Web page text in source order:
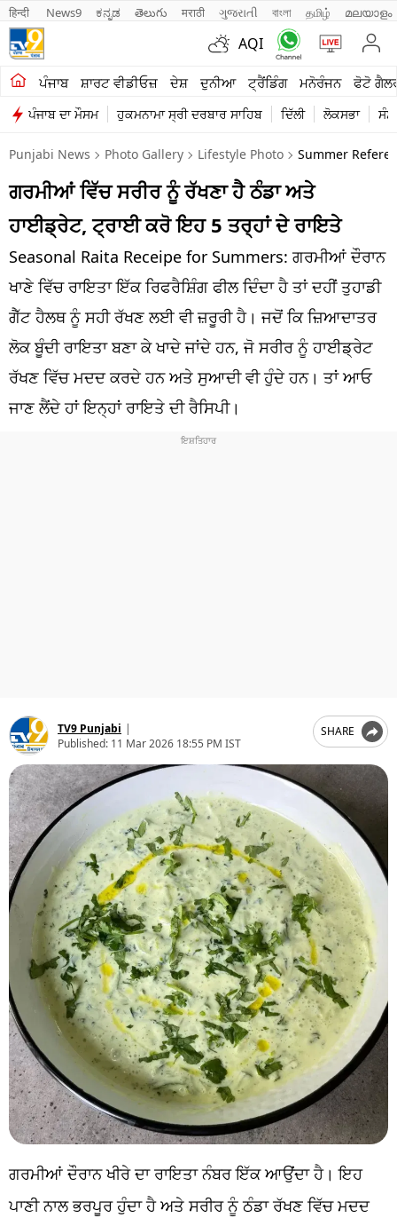
हिन्दी News9 ಕನ್ನಡ తెలుగు मराठी ગુજરાતી বাংলা தமிழ் മലയാളം
AQI
ਪੰਜਾਬ ਸ਼ਾਰਟ ਵੀਡੀਓਜ਼ ਦੇਸ਼ ਦੁਨੀਆ ਟ੍ਰੈਂਡਿੰਗ ਮਨੋਰੰਜਨ ਫੋਟੋ
ਪੰਜਾਬ ਦਾ ਮੌਸਮ ਹੁਕਮਨਾਮਾ ਸ੍ਰੀ ਦਰਬਾਰ ਸਾਹਿਬ ਦਿੱਲੀ ਲੋਕਸਭਾ
ਖੇਤੀਬਾੜੀ
ਸ਼ਾਰਟ ਵੀਡੀਓਜ਼
ਕਾਰੋਬਾਰ
ਕਰਿਅਰ
ਮਨੋਰੰਜਨ
ਦੇਸ਼
ਲਾਈਫ ਸਟਾਈਲ
ਪੰਜਾਬ
ਧਰਮ
Punjabi News Photo Gallery Lifestyle Photo Summer
ਗਰਮੀਆਂ ਵਿੱਚ ਸਰੀਰ ਨੂੰ ਰੱਖਣਾ ਹੈ ਠੰਡਾ ਅਤੇ
ਹਾਈਡ੍ਰੇਟ, ਟ੍ਰਾਈ ਕਰੋ ਇਹ 5 ਤਰ੍ਹਾਂ ਦੇ ਰਾਇਤੇ
Seasonal Raita Receipe for Summers: ਗਰਮੀਆਂ ਦੌਰਾਨ
ਖਾਣੇ ਵਿੱਚ ਰਾਇਤਾ ਇੱਕ ਰਿਫਰੈਸ਼ਿੰਗ ਫੀਲ ਦਿੰਦਾ ਹੈ ਤਾਂ ਦਹੀਂ ਤੁਹਾਡੀ
ਗੈੱਟ ਹੈਲਥ ਨੂੰ ਸਹੀ ਰੱਖਣ ਲਈ ਵੀ ਜ਼ਰੂਰੀ ਹੈ। ਜਦੋਂ ਕਿ ਜ਼ਿਆਦਾਤਰ
ਲੋਕ ਬੂੰਦੀ ਰਾਇਤਾ ਬਣਾ ਕੇ ਖਾਦੇ ਜਾਂਦੇ ਹਨ, ਜੋ ਸਰੀਰ ਨੂੰ ਹਾਈਡ੍ਰੇਟ
ਰੱਖਣ ਵਿੱਚ ਮਦਦ ਕਰਦੇ ਹਨ ਅਤੇ ਸੁਆਦੀ ਵੀ ਹੁੰਦੇ ਹਨ। ਤਾਂ ਆਓ
ਜਾਣ ਲੈਂਦੇ ਹਾਂ ਇਨ੍ਹਾਂ ਰਾਇਤੇ ਦੀ ਰੈਸਿਪੀ।
TV9 Punjabi |
Published: 11 Mar 2026 18:55 PM IST
SHARE
ਗਰਮੀਆਂ ਦੌਰਾਨ ਖੀਰੇ ਦਾ ਰਾਇਤਾ ਨੰਬਰ ਇੱਕ ਆਉਂਦਾ ਹੈ। ਇਹ
ਪਾਣੀ ਨਾਲ ਭਰਪੂਰ ਹੁੰਦਾ ਹੈ ਅਤੇ ਸਰੀਰ ਨੂੰ ਠੰਡਾ ਰੱਖਣ ਵਿੱਚ ਮਦਦ